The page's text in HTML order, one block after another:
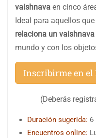
vaishnava en cinco
Ideal para aquellos
relaciona un vaishnava
mundo y con los
Inscribirme en
(Deberás
Duración sugerida: 6
Encuentros online: